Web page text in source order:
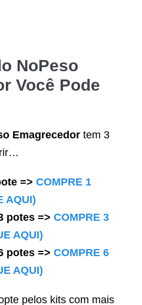
NoPeso
Você Pode
Emagrecedor tem 3
=> COMPRE 1
AQUI)
potes => COMPRE 3
AQUI)
potes => COMPRE 6
AQUI)
pelos kits com mais